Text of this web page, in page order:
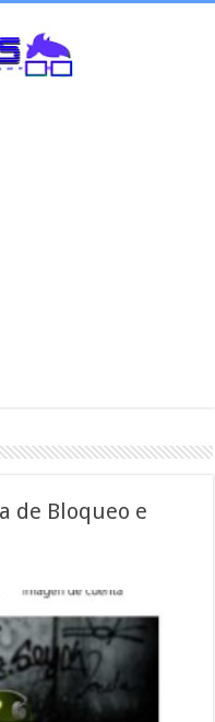
de Bloqueo e